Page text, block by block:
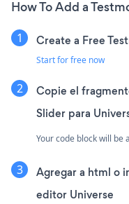
How To Add a
Create a Free
Start for free now
Copie el
Slider para
Your code block will be
Agregar a html o
editor Universe